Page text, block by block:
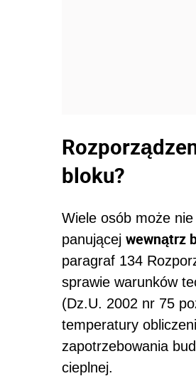
bloku?
Wiele osób może
panującej wewnątrz
paragraf 134
sprawie warunków
(Dz.U. 2002 nr 75
temperatury
zapotrzebowania
cieplnej.